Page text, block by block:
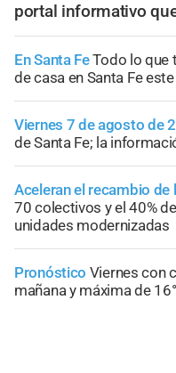
portal informativo
En Santa FeTodo lo que
de casa en Santa Fe
Viernes 7 de agosto de
de Santa Fe; la
Aceleran el recambio de
70 colectivos y el 40%
unidades modernizadas
Pronóstico Viernes con
mañana y máxima de